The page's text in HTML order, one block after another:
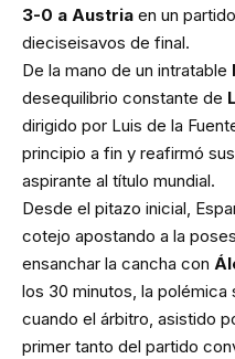
3-0 a Austria en un
dieciseisavos de final.
De la mano de un intratable
desequilibrio constante de
dirigido por Luis de la
principio a fin y reafirmó
aspirante al título mundial.
Desde el pitazo inicial,
cotejo apostando a la
ensanchar la cancha con
los 30 minutos, la polémica
cuando el árbitro, asistido
primer tanto del partido